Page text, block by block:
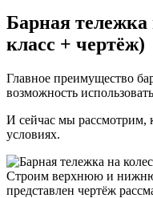
Барная
класс + чертёж)
Главное преимущество
возможность
И сейчас мы рассмотрим,
условиях.
Строим верхнюю и
представлен чертёж